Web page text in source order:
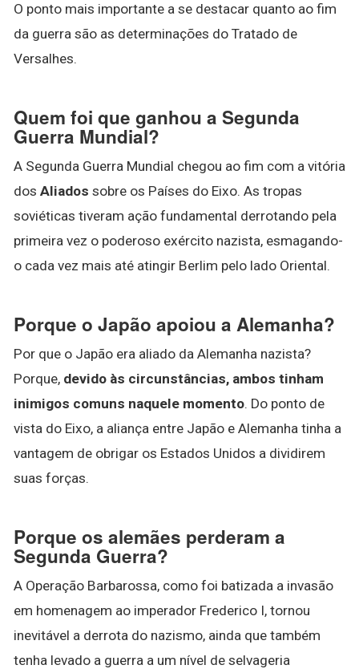
O ponto mais importante a se destacar quanto ao fim
da guerra são as determinações do Tratado de
Versalhes.
Quem foi que ganhou a Segunda
Guerra Mundial?
A Segunda Guerra Mundial chegou ao fim com a vitória
dos Aliados sobre os Países do Eixo. As tropas
soviéticas tiveram ação fundamental derrotando pela
primeira vez o poderoso exército nazista, esmagando-
o cada vez mais até atingir Berlim pelo lado Oriental.
Porque o Japão apoiou a Alemanha?
Por que o Japão era aliado da Alemanha nazista?
Porque, devido às circunstâncias, ambos tinham
inimigos comuns naquele momento. Do ponto de
vista do Eixo, a aliança entre Japão e Alemanha tinha a
vantagem de obrigar os Estados Unidos a dividirem
suas forças.
Porque os alemães perderam a
Segunda Guerra?
A Operação Barbarossa, como foi batizada a invasão
em homenagem ao imperador Frederico I, tornou
inevitável a derrota do nazismo, ainda que também
tenha levado a guerra a um nível de selvageria